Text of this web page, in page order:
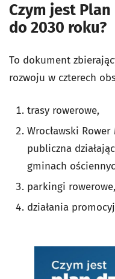
Czym jest Plan
do 2030 roku?
To dokument
rozwoju w czterech
trasy rowerowe,
Wrocławski
publiczna
gminach
parkingi rowerowe,
działania